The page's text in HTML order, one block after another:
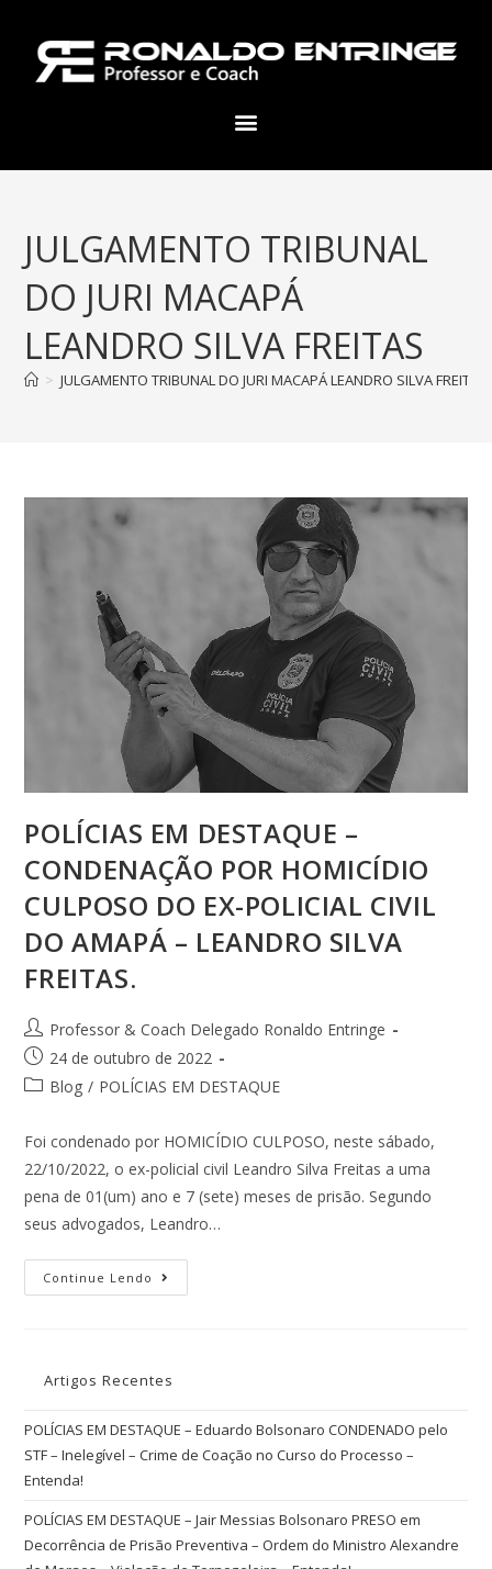
JULGAMENTO TRIBUNAL
DO JURI MACAPÁ
LEANDRO SILVA FREITAS
> JULGAMENTO TRIBUNAL DO JURI MACAPÁ LEANDRO SILVA FREITAS
POLÍCIAS EM DESTAQUE –
CONDENAÇÃO POR HOMICÍDIO
CULPOSO DO EX-POLICIAL CIVIL
DO AMAPÁ – LEANDRO SILVA
FREITAS.
Professor & Coach Delegado Ronaldo Entringe
24 de outubro de 2022
Blog / POLÍCIAS EM DESTAQUE
Foi condenado por HOMICÍDIO CULPOSO, neste sábado,
22/10/2022, o ex-policial civil Leandro Silva Freitas a uma
pena de 01(um) ano e 7 (sete) meses de prisão. Segundo
seus advogados, Leandro…
Continue Lendo
Artigos Recentes
POLÍCIAS EM DESTAQUE – Eduardo Bolsonaro CONDENADO pelo
STF – Inelegível – Crime de Coação no Curso do Processo –
Entenda!
POLÍCIAS EM DESTAQUE – Jair Messias Bolsonaro PRESO em
Decorrência de Prisão Preventiva – Ordem do Ministro Alexandre